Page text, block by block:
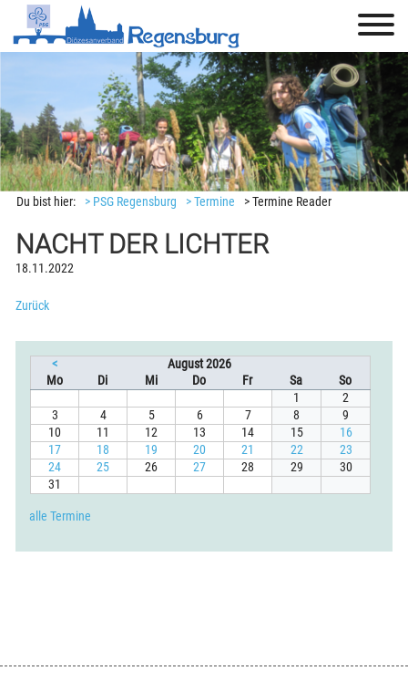
Du bist hier: > PSG Regensburg > Termine > Termine Reader
NACHT DER LICHTER
18.11.2022
Zurück
<
August 2026
Montag Dienstag Mittwoch DonnerstagFreitag Samstag Sonntag
1
2
3
4 5 6 7 8
9
10
11 12 13 14 15
16
17
18 19 20 21 22
23
24
25 26 27 28 29
30
31
alle Termine